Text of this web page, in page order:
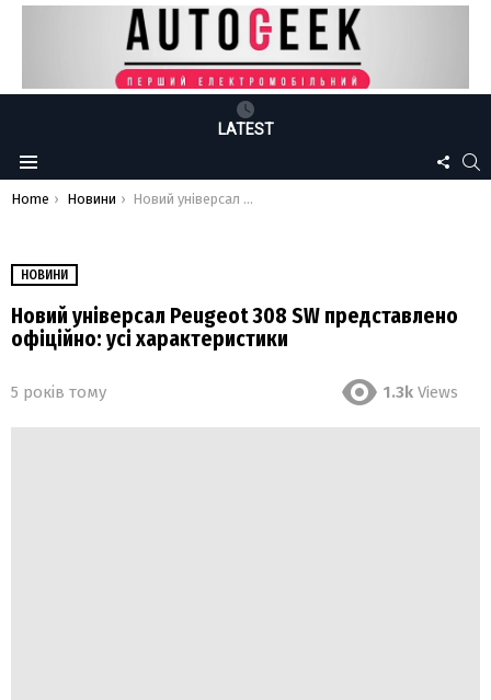
LATEST
Menu
US
You are here:
Home Новини Новий універсал Peugeot 308 SW представлено офіційно: усі характеристики
НОВИНИ
Новий універсал Peugeot 308 SW представлено
офіційно: усі характеристики
5 років тому 1.3k Views